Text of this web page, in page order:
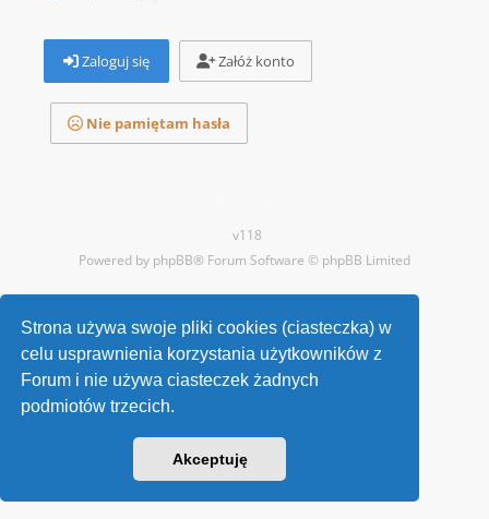
Strona używa swoje pliki cookies (ciasteczka) w
celu usprawnienia korzystania użytkowników z
Forum i nie używa ciasteczek żadnych
podmiotów trzecich.
Akceptuję
Zaloguj się Załóż konto
Nie pamiętam hasła
v118
Powered by phpBB® Forum Software © phpBB Limited